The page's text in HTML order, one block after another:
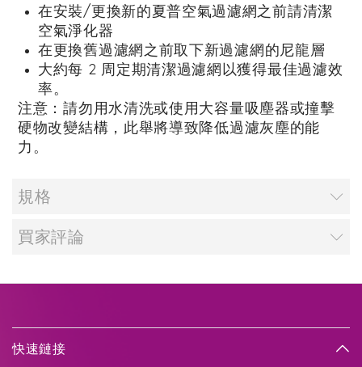
在安裝/更換新的夏普空氣過濾網之前請清潔
空氣淨化器
在更換舊過濾網之前取下新過濾網的尼龍層
大約每 2 周定期清潔過濾網以獲得最佳過濾效
率。
注意：請勿用水清洗或使用大容量吸塵器或撞擊
硬物改變結構，此舉將導致降低過濾灰塵的能
力。
規格
買家評論
快速鏈接